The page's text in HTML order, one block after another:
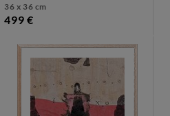
36 x 36 cm
499 €